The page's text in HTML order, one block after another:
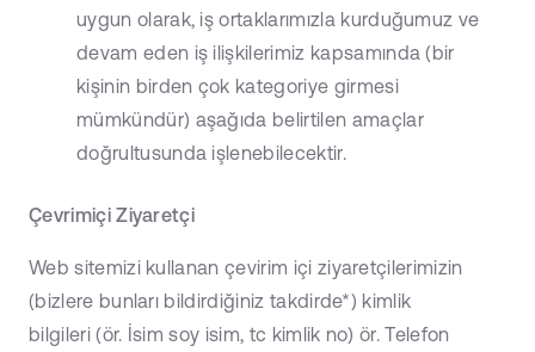
uygun olarak, iş ortaklarımızla kurduğumuz ve
devam eden iş ilişkilerimiz kapsamında (bir
kişinin birden çok kategoriye girmesi
mümkündür) aşağıda belirtilen amaçlar
doğrultusunda işlenebilecektir.
Çevrimiçi Ziyaretçi
Web sitemizi kullanan çevirim içi ziyaretçilerimizin
(bizlere bunları bildirdiğiniz takdirde*) kimlik
bilgileri (ör. İsim soy isim, tc kimlik no) ör. Telefon